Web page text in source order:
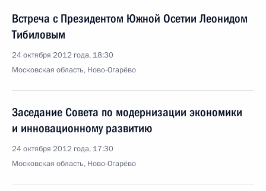
Встреча с Президентом Южной Осетии Леонидом
Тибиловым
24 октября 2012 года, 18:30
Московская область, Ново-Огарёво
Заседание Совета по модернизации экономики
и инновационному развитию
24 октября 2012 года, 17:30
Московская область, Ново-Огарёво